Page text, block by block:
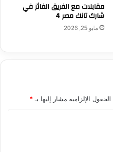
مقابلات مع الفريق الفائز في
شارك تانك مصر 4
مايو 25, 2026
الحقول الإلزامية مشار إليها بـ *